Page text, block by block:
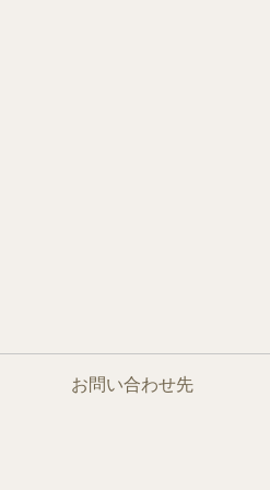
お問い合わせ先